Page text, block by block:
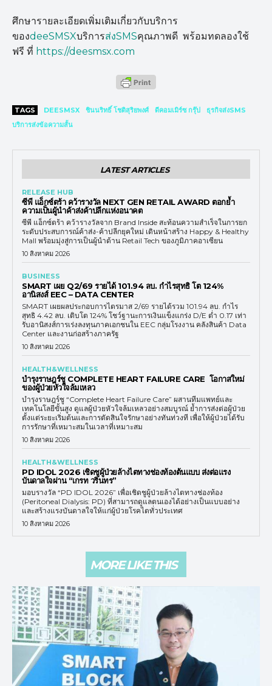
ศึกษารายละเอียดเพิ่มเติมเกี่ยวกับบริการ
ของdeeSMSXบริการส่งSMSคุณภาพดี พร้อมทดลองใช้
ฟรี ที่ https://deesmsx.com
TAGS DEESMSX ชินนริทธิ์ โชติสุริยพงศ์ ดีคอมเมิร์ซ กรุ๊ป
ธุรกิจส่งSMS
บริการส่งข้อความสั้น
LATEST ARTICLES
RELEASE HUB
ซีพี แอ็กซ์ตร้า คว้ารางวัล NEXT GEN RETAIL AWARD ตอกย้ำ
ความเป็นผู้นำค้าส่งค้าปลีกแห่งอนาคต
ซีพี แอ็กซ์ตร้า คว้ารางวัลจาก Brand Inside สะท้อนความสำเร็จในการยก
ระดับประสบการณ์ค้าส่ง-ค้าปลีกยุคใหม่ เดินหน้าสร้าง Happy & Healthy
Mall พร้อมมุ่งสู่การเป็นผู้นำด้าน Retail Tech ของภูมิภาคอาเซียน
10 สิงหาคม 2026
BUSINESS
SMART เผย Q2/69 รายได้ 101.94 ลบ. กำไรสุทธิ โต 124%
อานิสงส์ EEC – DATA CENTER
SMART เผยผลประกอบการไตรมาส 2/69 รายได้รวม 101.94 ลบ. กำไร
สุทธิ 4.42 ลบ. เติบโต 124% โชว์ฐานะการเงินแข็งแกร่ง D/E ต่ำ 0.17 เท่า
รับอานิสงส์การเร่งลงทุนภาคเอกชนใน EEC กลุ่มโรงงาน คลังสินค้า Data
Center และงานก่อสร้างภาครัฐ
10 สิงหาคม 2026
HEALTH&WELLNESS
บำรุงราษฎร์ชู COMPLETE HEART FAILURE CARE โอกาสใหม่
ของผู้ป่วยหัวใจล้มเหลว
บำรุงราษฎร์ชู “Complete Heart Failure Care” ผสานทีมแพทย์และ
เทคโนโลยีขั้นสูง ดูแลผู้ป่วยหัวใจล้มเหลวอย่างสมบูรณ์ ย้ำการส่งต่อผู้ป่วย
ตั้งแต่ระยะเริ่มต้นและการตัดสินใจรักษาอย่างทันท่วงที เพื่อให้ผู้ป่วยได้รับ
การรักษาที่เหมาะสมในเวลาที่เหมาะสม
10 สิงหาคม 2026
HEALTH&WELLNESS
PD IDOL 2026 เชิดชูผู้ป่วยล้างไตทางช่องท้องต้นแบบ ส่งต่อแรง
บันดาลใจผ่าน “เกรท วรินทร”
มอบรางวัล “PD IDOL 2026” เพื่อเชิดชูผู้ป่วยล้างไตทางช่องท้อง
(Peritoneal Dialysis: PD) ที่สามารถดูแลตนเองได้อย่างเป็นแบบอย่าง
และสร้างแรงบันดาลใจให้แก่ผู้ป่วยโรคไตทั่วประเทศ
10 สิงหาคม 2026
MORE LIKE THIS